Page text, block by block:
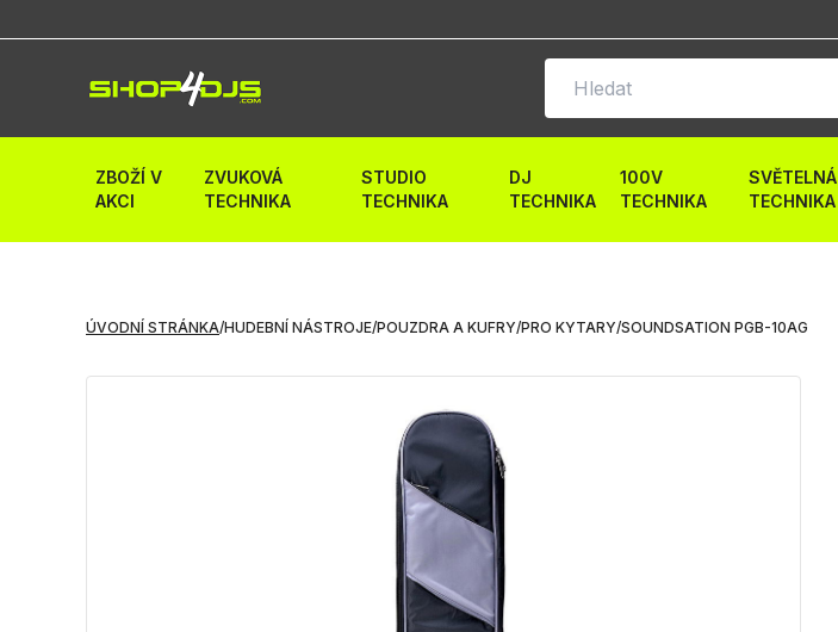
ZBOŽÍ V
AKCI
ZVUKOVÁ
TECHNIKA
STUDIO
TECHNIKA
DJ
TECHNIKA
100V
TECHNIKA
SVĚTELNÁ
TECHNIKA
ÚVODNÍ STRÁNKA/HUDEBNÍ NÁSTROJE/POUZDRA A KUFRY/PRO KYTARY/SOUNDSATION PGB-10AG